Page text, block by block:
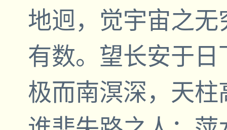
地迥，觉宇宙之
有数。望长安于
极而南溟深，天